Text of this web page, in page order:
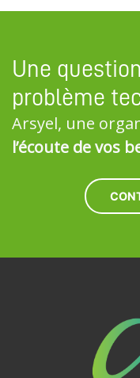
Une
problème
Arsyel, une
l’écoute de vos